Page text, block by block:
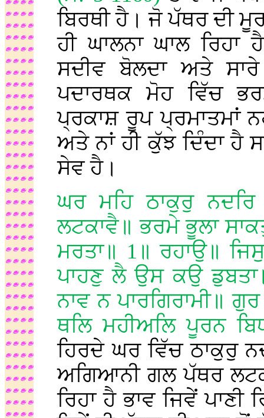
ਬਿਰਥੀ ਹੈ। ਜੋ ਪੱਥਰ ਦੀ
ਹੀ ਘਾਲਨਾ ਘਾਲ ਰਿਹਾ
ਸਦੀਵ ਬੋਲਦਾ ਅਤੇ
ਪਦਾਰਥਕ ਮੋਹ ਵਿੱਚ
ਪ੍ਰਕਾਸ਼ ਰੂਪ ਪ੍ਰਮਾਤਮਾਂ
ਅਤੇ ਨਾਂ ਹੀ ਕੁੱਝ ਦਿੰਦਾ
ਸੇਵ ਹੈ।
ਘਰ ਮਹਿ ਠਾਕੁਰੁ
ਲਟਕਾਵੈ॥ ਭਰਮੇ ਭੂਲਾ
ਮਰਤਾ॥ 1॥ ਰਹਾਉ॥
ਪਾਹਣੁ ਲੈ ਉਸ ਕਉ
ਨਾਵ ਨ ਪਾਰਗਿਰਾਮੀ॥
ਥਲਿ ਮਹੀਅਲਿ ਪੂਰਨ
ਹਿਰਦੇ ਘਰ ਵਿੱਚ ਠਾਕੁਰੁ
ਅਗਿਆਨੀ ਗਲ ਪੱਥਰ
ਰਿਹਾ ਹੈ ਭਾਵ ਜਿਵੇਂ